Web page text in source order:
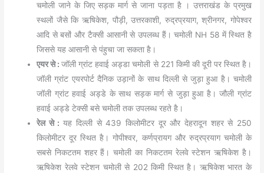
चमोली जाने के जिए सड़क मार्ग से जाना पड़ता है । उत्तराखंड के प्रमुख
स्थलों जैसे कि ऋषिकेश, पौड़ी, उत्तरकाशी, रुद्रप्रयाग, श्रीनगर, गोपेश्वर
आदि से बसों और टैक्सी आसानी से उपलब्ध हैं। चमोली NH 58 में स्थित है
जिससे यह आसानी से पंहुचा जा सकता है।
एयर से :जॉली ग्रांट हवाई अड्डा चमोली से 221 किमी की दूरी पर स्थित है।
जॉली ग्रांट एयरपोर्ट दैनिक उड़ानों के साथ दिल्ली से जुड़ा हुआ है। चमोली
जॉली ग्रांट हवाई अड्डे के साथ सड़क मार्ग से जुड़ा हुआ है। जौली ग्रांट
हवाई अड्डे टेक्सी बसे चमोली तक उपलब्ध रहते है।
रेल से :यह दिल्ली से 439 किलोमीटर दूर और देहरादून शहर से 250
किलोमीटर दूर स्थित है। गोपीश्वर, कर्णप्रायग और रुद्रप्रयाग चमोली के
सबसे निकटतम शहर हैं। चमोली का निकटतम रेलवे स्टेशन ऋषिकेश है।
ऋषिकेश रेलवे स्टेशन चमोली से 202 किमी स्थित है। ऋषिकेश भारत के